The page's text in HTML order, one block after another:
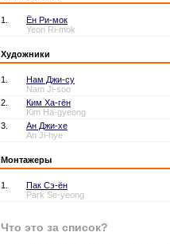
1.
Ён Ри-мок
Yeon Ri-mok
Художники
1.
Нам Джи-су
Nam Ji-soo
2.
Ким Ха-гён
Kim Ha-gyeong
3.
Ан Джи-хе
An Ji-hye
Монтажеры
1.
Пак Сэ-ён
Park Se-yeong
Что это за список?